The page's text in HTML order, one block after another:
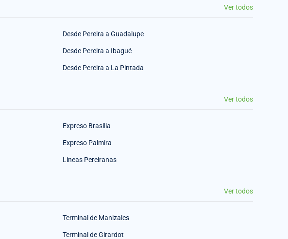
Ver todos
Desde Pereira a Guadalupe
Desde Pereira a Ibagué
Desde Pereira a La Pintada
Ver todos
Expreso Brasilia
Expreso Palmira
Lineas Pereiranas
Ver todos
Terminal de Manizales
Terminal de Girardot